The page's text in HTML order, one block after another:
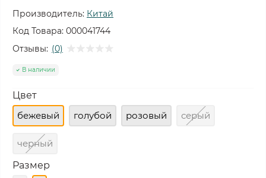
Производитель: Китай
Код Товара: 000041744
Отзывы: (0)
В наличии
Цвет
бежевый
голубой розовый серый
черный
Размер